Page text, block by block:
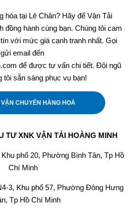
hóa tại Lê Chân? Hãy để Vận Tải
đồng hành cùng bạn. Chúng tôi cam
với mức giá cạnh tranh nhất. Gọi
email đến
để được tư vấn chi tiết. Đội ngũ
tôi sẵn sàng phục vụ bạn!
CHUYỂN HÀNG HOÁ
TƯ XNK VẬN TẢI HOÀNG MINH
phố 20, Phường Bình Tân, Tp Hồ
Chí Minh
3, Khu phố 57, Phường Đông Hưng
Tp Hồ Chí Minh